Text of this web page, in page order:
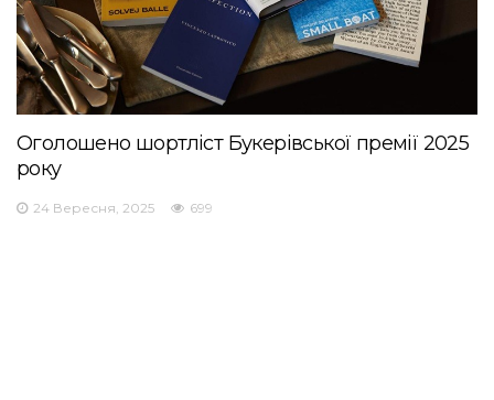
Оголошено шортліст Букерівської премії 2025
року
24 Вересня, 2025 699